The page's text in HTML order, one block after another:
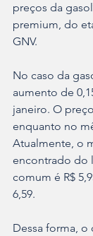
preços da
premium, do
GNV.
No caso da
aumento de
janeiro. O
enquanto no
Atualmente, o
encontrado do
comum é R$
6,59.
Dessa forma,